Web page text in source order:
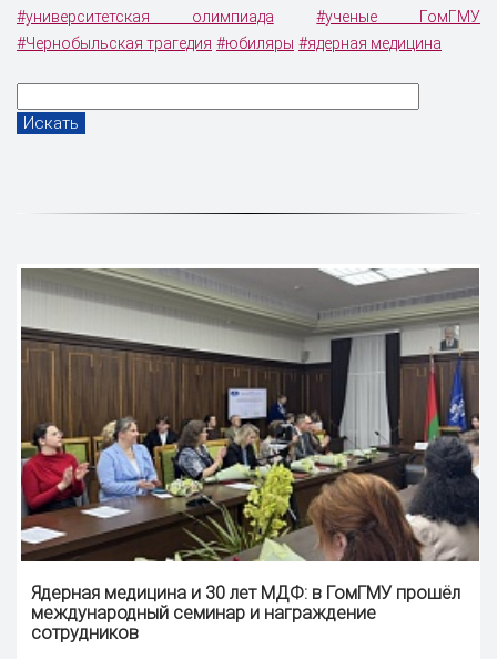
#университетская олимпиада
#ученые ГомГМУ
#Чернобыльская трагедия #юбиляры #ядерная медицина
Ядерная медицина и 30 лет МДФ: в ГомГМУ прошёл
международный семинар и награждение
сотрудников